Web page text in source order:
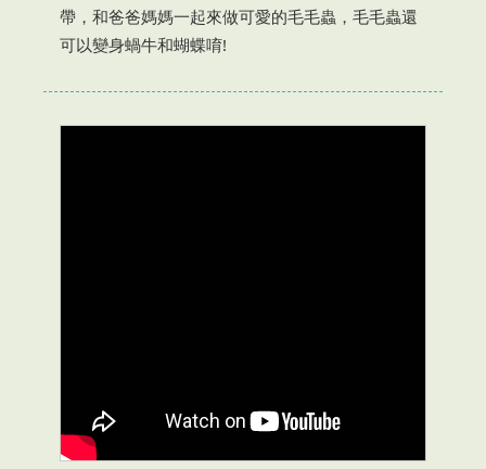
帶，和爸爸媽媽一起來做可愛的毛毛蟲，毛毛蟲還
可以變身蝸牛和蝴蝶唷!